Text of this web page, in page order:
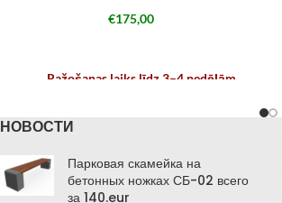
€175,00
Ražošanas laiks līdz 3–4 nedēļām
НОВОСТИ
Парковая скамейка на
бетонных ножках СБ-02 всего
за 140.eur